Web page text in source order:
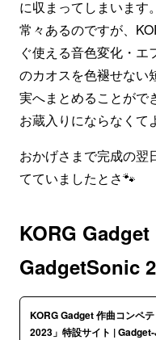
に収まってしまいます
常々あるのですが、
ぐ使える音色変化・エ
のカオスを色褪せな
実へまとめることがで
お蔵入りにならなくて
おかげさまで完成の翌
てていましたとさ🐾
KORG
GadgetSonic
KORG Gadget 作曲コンペ
2023」特設サイト |